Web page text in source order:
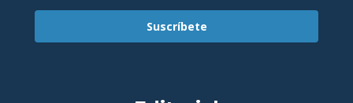
Suscríbete